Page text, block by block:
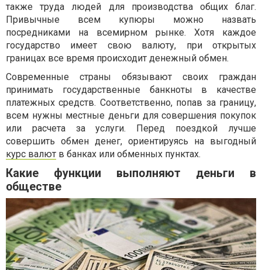
также труда людей для производства общих благ.
Привычные всем купюры можно назвать
посредниками на всемирном рынке. Хотя каждое
государство имеет свою валюту, при открытых
границах все время происходит денежный обмен.
Современные страны обязывают своих граждан
принимать государственные банкноты в качестве
платежных средств. Соответственно, попав за границу,
всем нужны местные деньги для совершения покупок
или расчета за услуги. Перед поездкой лучше
совершить обмен денег, ориентируясь на выгодный
курс валют в банках или обменных пунктах.
Какие функции выполняют деньги в
обществе